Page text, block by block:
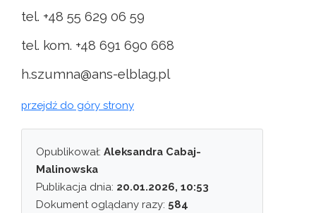
tel. +48 55 629 06 59
tel. kom. +48 691 690 668
h.szumna@ans-elblag.pl
przejdź do góry strony
Opublikował: Aleksandra Cabaj-
Malinowska
Publikacja dnia: 20.01.2026, 10:53
Dokument oglądany razy: 584